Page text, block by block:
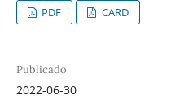
PDF CARD
Publicado
2022-06-30